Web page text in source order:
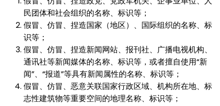
民团体和社会组织的名称、标识等；
假冒、仿冒、捏造国家（地区）、国际组织的名称、标
识等；
假冒、仿冒、捏造新闻网站、报刊社、广播电视机构、
通讯社等新闻媒体的名称、标识等，或者擅自使用“新
闻”、“报道”等具有新闻属性的名称、标识等；
假冒、仿冒、恶意关联国家行政区域、机构所在地、标
志性建筑物等重要空间的地理名称、标识等；